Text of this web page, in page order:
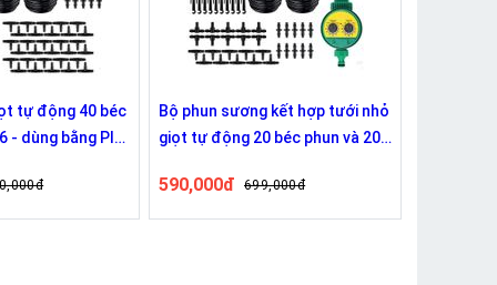
tự động 40 béc
- dùng bằng PIN
Bộ phun sương kết hợp tưới nhỏ
giọt tự động 20 béc phun và 20
590,000đ 699,000đ